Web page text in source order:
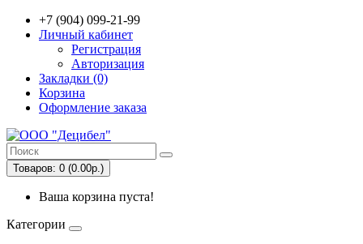
+7 (904) 099-21-99
Личный кабинет
Регистрация
Авторизация
Закладки (0)
Корзина
Оформление заказа
Товаров: 0 (0.00р.)
Ваша корзина пуста!
Категории